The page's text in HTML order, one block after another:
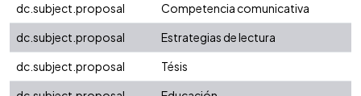
dc.subject.proposal
Competencia comunicativa
dc.subject.proposal
Estrategias de lectura
dc.subject.proposal
Tésis